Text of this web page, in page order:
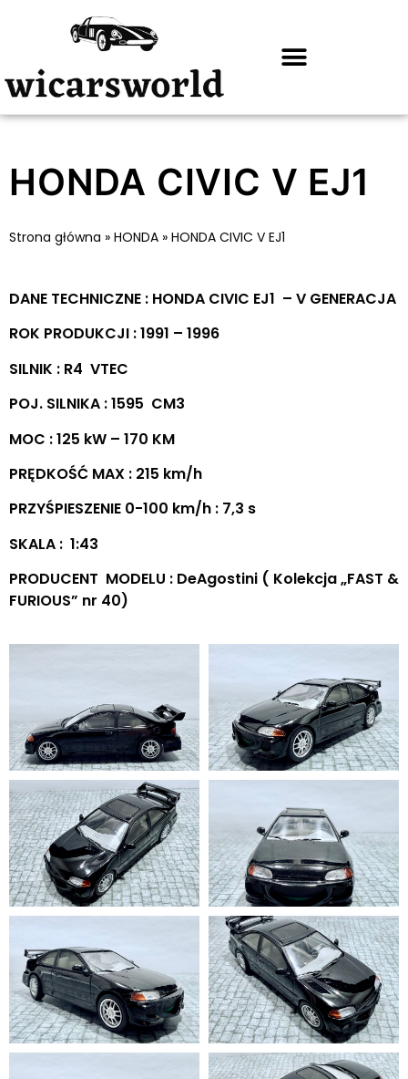
HONDA CIVIC V EJ1
Strona główna » HONDA » HONDA CIVIC V EJ1
DANE TECHNICZNE : HONDA CIVIC EJ1 – V GENERACJA
ROK PRODUKCJI : 1991 – 1996
SILNIK : R4 VTEC
POJ. SILNIKA : 1595 CM3
MOC : 125 kW – 170 KM
PRĘDKOŚĆ MAX : 215 km/h
PRZYŚPIESZENIE 0-100 km/h : 7,3 s
SKALA : 1:43
PRODUCENT MODELU : DeAgostini ( Kolekcja „FAST &
FURIOUS” nr 40)